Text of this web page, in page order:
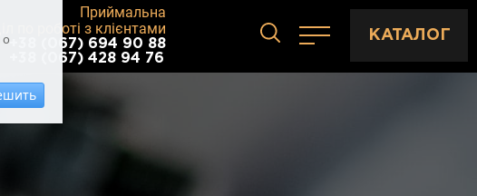
Приймальна
по роботі з клієнтами
+38 (067) 694 90 88
+38 (067) 428 94 76
КАТАЛОГ